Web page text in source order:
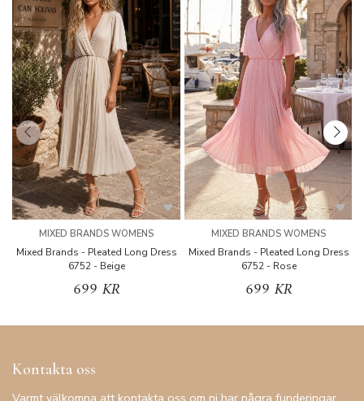
MIXED BRANDS WOMENS
Mixed Brands - Pleated Long Dress
6752 - Beige
699 KR
MIXED BRANDS WOMENS
Mixed Brands - Pleated Long Dress
6752 - Rose
699 KR
Kontakta oss